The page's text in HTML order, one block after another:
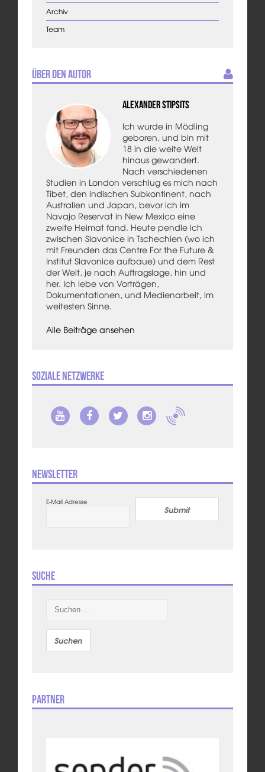
Archiv
Team
Über den Autor
Alexander Stipsits
Ich wurde in Mödling
geboren, und bin mit
18 in die weite Welt
hinaus gewandert.
Nach verschiedenen
Studien in London verschlug es mich nach
Tibet, den indischen Subkontinent, nach
Australien und Japan, bevor ich im
Navajo Reservat in New Mexico eine
zweite Heimat fand. Heute pendle ich
zwischen Slavonice in Tschechien (wo ich
mit Freunden das Centre For the Future &
Institut Slavonice aufbaue) und dem Rest
der Welt, je nach Auftragslage, hin und
her. Ich lebe von Vorträgen,
Dokumentationen, und Medienarbeit, im
weitesten Sinne.
Alle Beiträge ansehen
Soziale Netzwerke
Newsletter
E-Mail Adresse
Submit
Suche
nach:
Partner